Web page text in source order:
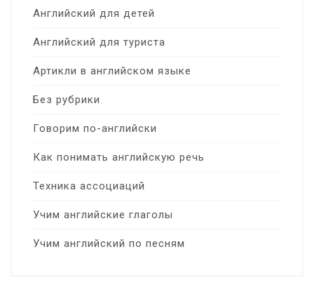
Английский для детей
Английский для туриста
Артикли в английском языке
Без рубрики
Говорим по-английски
Как понимать английскую речь
Техника ассоциаций
Учим английские глаголы
Учим английский по песням